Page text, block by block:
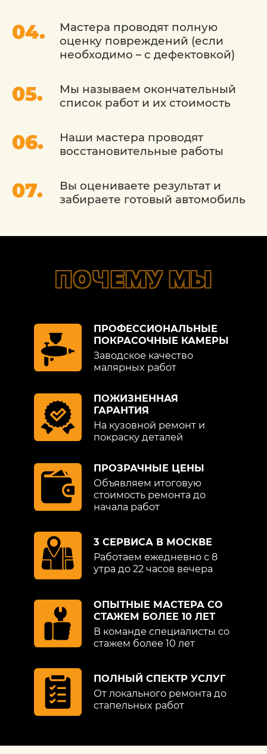
Мастера проводят полную
оценку повреждений (если
необходимо – с дефектовкой)
Мы называем окончательный
список работ и их стоимость
Наши мастера проводят
восстановительные работы
Вы оцениваете результат и
забираете готовый автомобиль
ПОЧЕМУ МЫ
ПРОФЕССИОНАЛЬНЫЕ
ПОКРАСОЧНЫЕ КАМЕРЫ
Заводское качество
малярных работ
ПОЖИЗНЕННАЯ
ГАРАНТИЯ
На кузовной ремонт и
покраску деталей
ПРОЗРАЧНЫЕ ЦЕНЫ
Объявляем итоговую
стоимость ремонта до
начала работ
3 СЕРВИСА В МОСКВЕ
Работаем ежедневно с 8
утра до 22 часов вечера
ОПЫТНЫЕ МАСТЕРА СО
СТАЖЕМ БОЛЕЕ 10 ЛЕТ
В команде специалисты со
стажем более 10 лет
ПОЛНЫЙ СПЕКТР УСЛУГ
От локального ремонта до
стапельных работ